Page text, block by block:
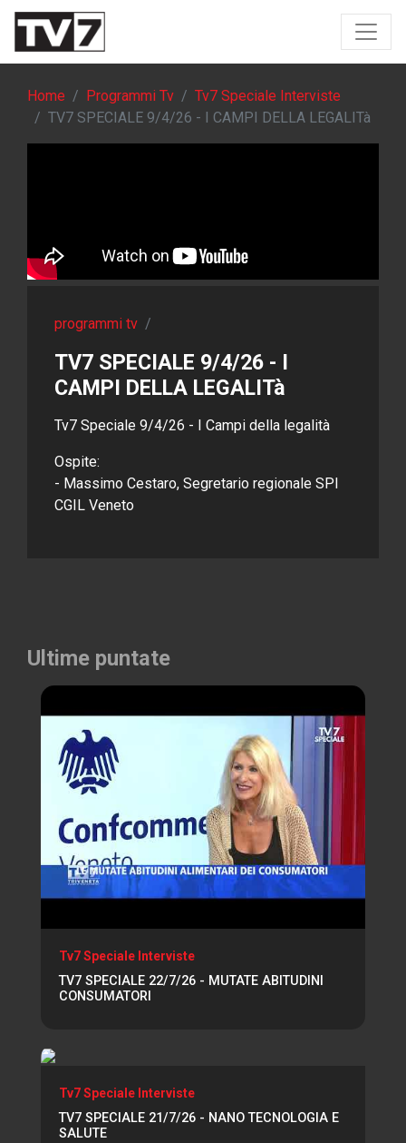
Home Programmi Tv
Tv7 Speciale Interviste
TV7 SPECIALE 9/4/26 - I CAMPI DELLA LEGALITà
programmi tv /
TV7 SPECIALE 9/4/26 - I
CAMPI DELLA LEGALITà
Tv7 Speciale 9/4/26 - I Campi della legalità
Ospite:
- Massimo Cestaro, Segretario regionale SPI
CGIL Veneto
Ultime puntate
Tv7 Speciale Interviste
TV7 SPECIALE 22/7/26 - MUTATE ABITUDINI
CONSUMATORI
Tv7 Speciale Interviste
TV7 SPECIALE 21/7/26 - NANO TECNOLOGIA E
SALUTE